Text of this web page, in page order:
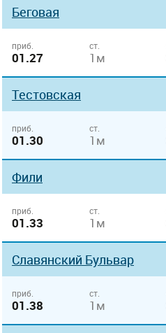
Беговая
приб.
01.27
ст.
1м
Тестовская
приб.
01.30
ст.
1м
Фили
приб.
01.33
ст.
1м
Славянский Бульвар
приб.
01.38
ст.
1м